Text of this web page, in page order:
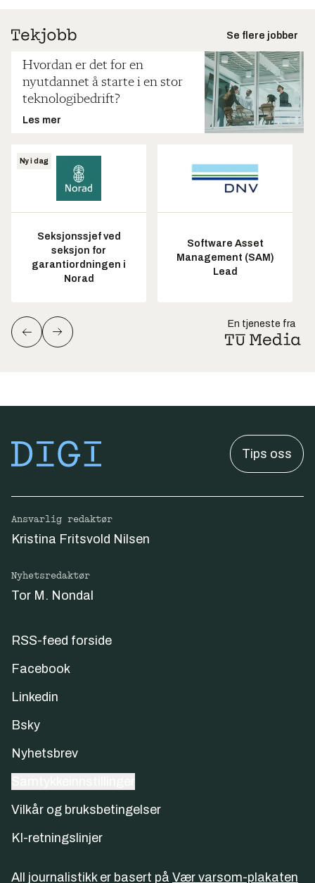
Se flere jobber
Hvordan er det for en
nyutdannet å starte i en stor
teknologibedrift?
Les mer
Ny i dag
Seksjonssjef ved
seksjon for
garantiordningen i
Norad
Software Asset
Management (SAM)
Lead
En tjeneste fra
Tips oss
Ansvarlig redaktør
Kristina Fritsvold Nilsen
Nyhetsredaktør
Tor M. Nondal
RSS-feed forside
Facebook
Linkedin
Bsky
Nyhetsbrev
Vilkår og bruksbetingelser
KI-retningslinjer
All journalistikk er basert på Vær varsom-plakaten